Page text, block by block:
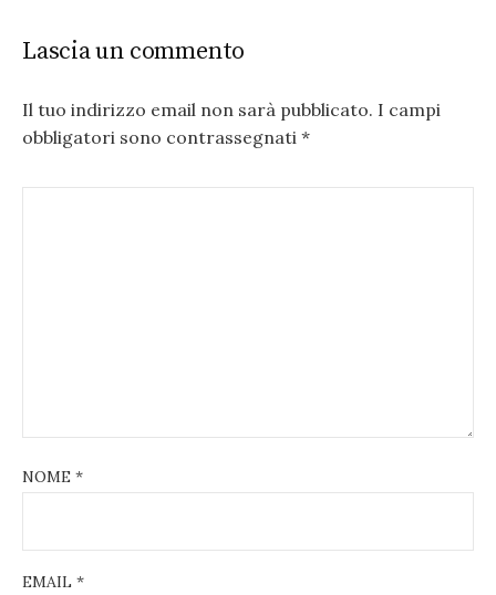
Lascia un commento
Il tuo indirizzo email non sarà pubblicato. I campi
obbligatori sono contrassegnati *
NOME *
EMAIL *